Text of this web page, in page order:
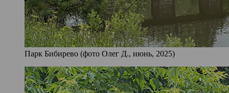
Парк Бибирево (фото Олег Д., июнь, 2025)